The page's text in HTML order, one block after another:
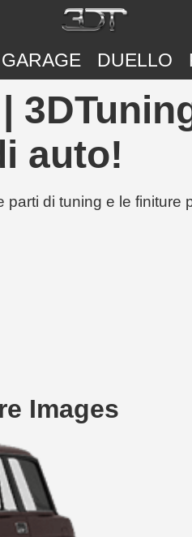
GARAGE DUELLO
auto!
di tuning e le
Images